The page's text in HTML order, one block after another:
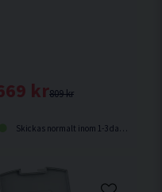
809 kr
kr
Skickas normalt inom 1-3 dagar